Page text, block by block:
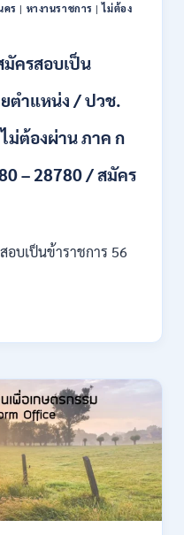
คร | หางานราชการ |ไม่ต้อง
มัครสอบเป็น
ยตำแหน่ง / ปวช.
ม่ต้องผ่าน ภาค ก
– 28780 / สมัคร
อบเป็นข้าราชการ 56